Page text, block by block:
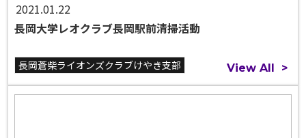
2021.01.22
長岡大学レオクラブ長岡駅前清掃活動
長岡蒼柴ライオンズクラブけやき支部 View All >